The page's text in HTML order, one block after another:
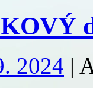
2024 |